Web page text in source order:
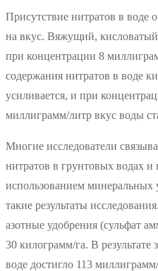
Присутствие нитратов в воде
на вкус. Вяжущий,
при концентрации 8
содержания нитратов в воде
усиливается, и при
миллиграмм/литр вкус воды
Многие исследователи
нитратов в грунтовых водах
использованием
такие результаты
азотные удобрения (сульфат
30 килограмм/га. В результате
воде достигло 113